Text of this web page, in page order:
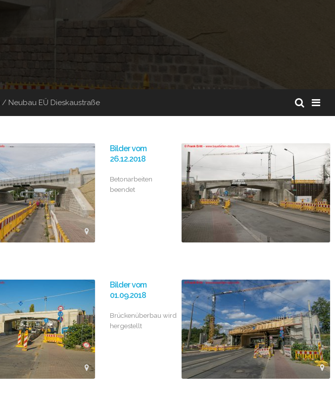
/ Neubau EÜ Dieskaustraße
Bilder vom
26.12.2018
Betonarbeiten
beendet
Bilder vom
01.09.2018
Brückenüberbau wird
hergestellt